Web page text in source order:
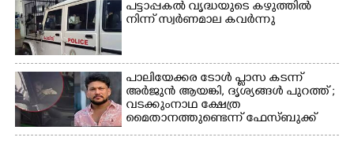
പട്ടാപ്പകൽ വൃദ്ധയുടെ കഴുത്തിൽ
നിന്ന് സ്വർണമാല കവർന്നു
പാലിയേക്കര ടോൾ പ്ലാസ കടന്ന്
അർജുൻ ആയങ്കി,​ ദൃശ്യങ്ങൾ പുറത്ത് ;
വടക്കുംനാഥ ക്ഷേത്ര
മൈതാനത്തുണ്ടെന്ന് ഫേസ്ബുക്ക്
പോസ്റ്റ്